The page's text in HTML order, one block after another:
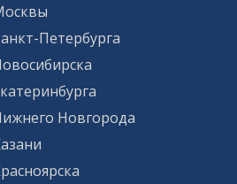
Петербурга
Новгорода